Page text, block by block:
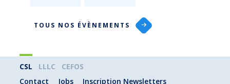
TOUS NOS ÉVÈNEMENTS
CSL LLLC
CEFOS
Contact
Jobs Inscription Newsletters